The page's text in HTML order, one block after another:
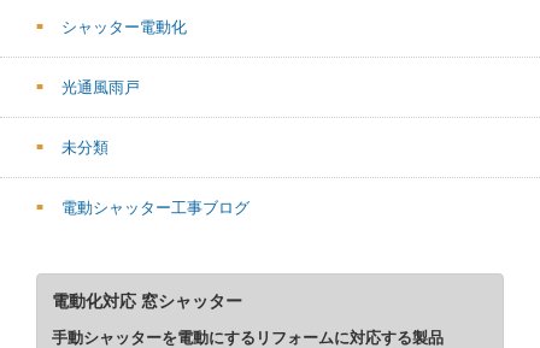
シャッター電動化
光通風雨戸
未分類
電動シャッター工事ブログ
電動化対応 窓シャッター
手動シャッターを電動にするリフォームに対応する製品